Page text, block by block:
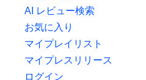
AI レビュー検索
お気に入り
マイプレイリスト
マイプレスリリース
ログイン